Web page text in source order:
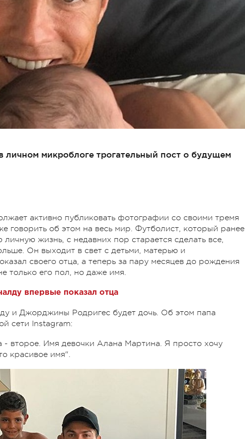
личном микроблоге трогательный пост о будущем
активно публиковать фотографии со своими тремя
говорить об этом на весь мир. Футболист, который ранее
личную жизнь, с недавних пор старается сделать все,
Он выходит в свет с детьми, матерью и
своего отца, а теперь за пару месяцев до рождения
только его пол, но даже имя.
впервые показал отца
и Джорджины Родригес будет дочь. Об этом папа
сети Instagram:
второе. Имя девочки Алана Мартина. Я просто хочу
красивое имя".